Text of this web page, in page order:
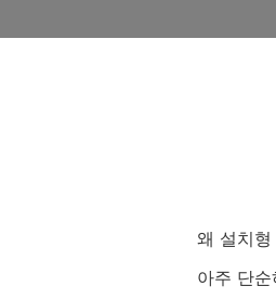
왜 설치
아주 단순